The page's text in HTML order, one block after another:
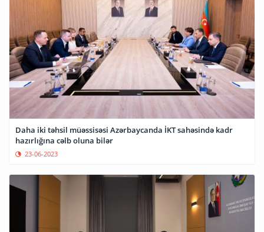
Daha iki təhsil müəssisəsi Azərbaycanda İKT sahəsində kadr
hazırlığına cəlb oluna bilər
23-06-2023